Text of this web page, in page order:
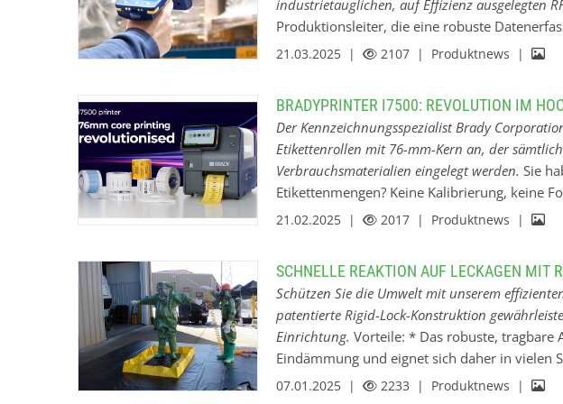
geführt wurden. Laut Brady konnten die
einwandfrei lesen. Die Genauigkeit von
hochleistungsfähigen CortexDecoder-
industrietauglichen, auf Effizienz ausgelegten
Produktionsleiter, die eine robuste
HH86 die ideale Lösung. Dieses robuste
einen langen Einsatz ermöglicht. Das HH86
verschiedene Etikettentypen, Barcodes, NFC,
liegt beim HH86 der Fokus auf
den Arbeitsalltag, während
bestehende Systeme ermöglichen. Dieser
Anwendern, Abläufe zu optimieren, die
die Echtzeittransparenz…
21.03.2025 | 2107 | Produktnews |
BRADYPRINTER I7500: REVOLUTION IM
Der Kennzeichnungsspezialist Brady
Etikettenrollen mit 76-mm-Kern an, der
Verbrauchsmaterialien eingelegt werden. Sie
Etikettenmengen? Keine Kalibrierung, keine
Farbbändern, keine zeitaufwendigen
Mengen äußerst präziser Etiketten mit 76-
drucken müssen, verfolgten bisher fast
anfassen“. Das Drucken von Etiketten mit
von entscheidender Bedeutung, aber
eine echte Herausforderung für zahlreiche
und elektronischen Bereich sowie Labore.
21.02.2025 | 2017 | Produktnews |
SCHNELLE REAKTION AUF LECKAGEN MIT
Schützen Sie die Umwelt mit unserem
patentierte Rigid-Lock-Konstruktion
Einrichtung. Vorteile: * Das robuste, tragbare
Eindämmung und eignet sich daher in vielen
Verschüttungen * Sparen Sie Zeit und Arbeit
07.01.2025 | 2233 | Produktnews |